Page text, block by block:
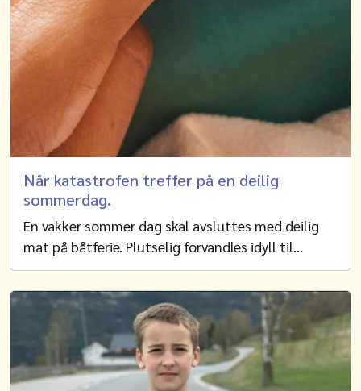
Når katastrofen treffer på en deilig
sommerdag.
En vakker sommer dag skal avsluttes med deilig
mat på båtferie. Plutselig forvandles idyll til…